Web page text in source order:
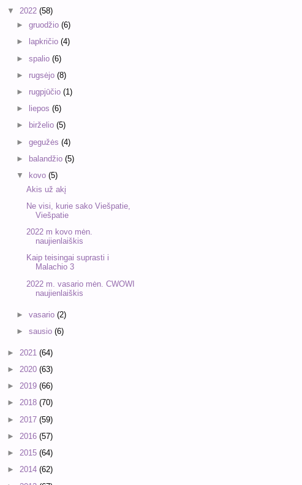
▼ 2022 (58)
►gruodžio(6)
►
lapkričio(4)
►spalio(6)
► rugsėjo(8)
► rugpjūčio(1)
►
liepos(6)
►
birželio(5)
►gegužės(4)
►
balandžio(5)
▼
kovo(5)
Akis už akį
Ne visi, kurie sako Viešpatie,
Viešpatie
2022 m kovo mėn.
naujienlaiškis
Kaip teisingai suprasti i
Malachio 3
2022 m. vasario mėn. CWOWI
naujienlaiškis
►vasario(2)
►sausio(6)
► 2021 (64)
► 2020 (63)
► 2019 (66)
► 2018 (70)
► 2017 (59)
► 2016 (57)
► 2015 (64)
► 2014 (62)